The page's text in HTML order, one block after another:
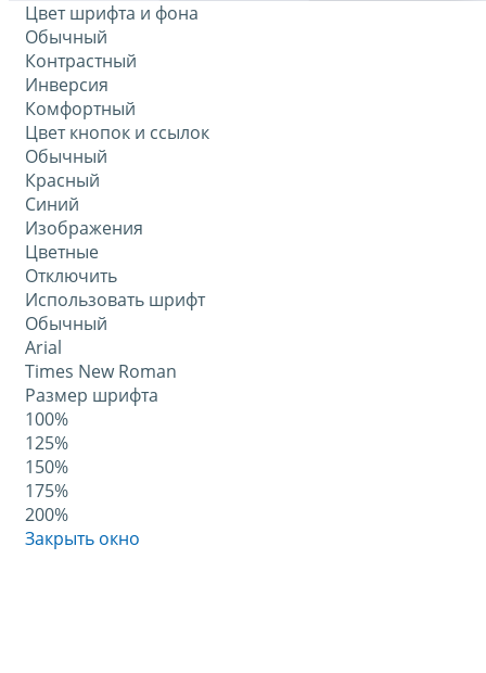
Цвет шрифта и фона
Обычный
Контрастный
Инверсия
Комфортный
Цвет кнопок и ссылок
Обычный
Красный
Синий
Изображения
Цветные
Отключить
Использовать шрифт
Обычный
Arial
Times New Roman
Размер шрифта
100%
125%
150%
175%
200%
Закрыть окно